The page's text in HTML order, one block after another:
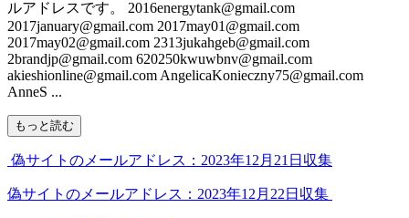
ルアドレスです。 2016energytank@gmail.com
2017january@gmail.com 2017may01@gmail.com
2017may02@gmail.com 2313jukahgeb@gmail.com
2brandjp@gmail.com 620250kwuwbnv@gmail.com
akieshionline@gmail.com AngelicaKonieczny75@gmail.com
AnneS ...
もっと読む
偽サイトのメールアドレス：2023年12月21日収集
偽サイトのメールアドレス：2023年12月22日収集